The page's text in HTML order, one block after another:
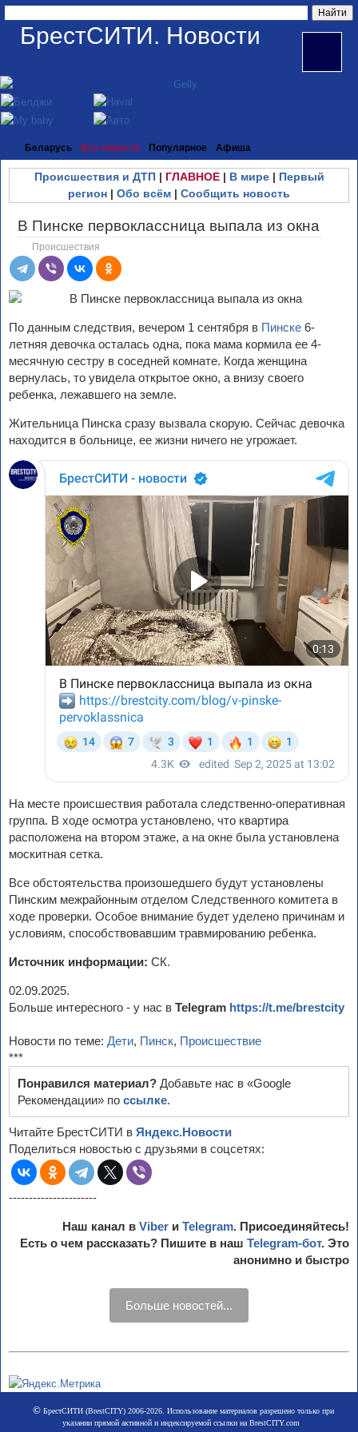
БрестСИТИ. Новости
Беларусь Все новости Популярное Афиша
Происшествия и ДТП| ГЛАВНОЕ| В мире| Первый
регион | Обо всём | Сообщить новость
В Пинске первоклассница выпала из окна
Происшествия
По данным следствия, вечером 1 сентября в Пинске 6-
летняя девочка осталась одна, пока мама кормила ее 4-
месячную сестру в соседней комнате. Когда женщина
вернулась, то увидела открытое окно, а внизу своего
ребенка, лежавшего на земле.
Жительница Пинска сразу вызвала скорую. Сейчас девочка
находится в больнице, ее жизни ничего не угрожает.
На месте происшествия работала следственно-оперативная
группа. В ходе осмотра установлено, что квартира
расположена на втором этаже, а на окне была установлена
москитная сетка.
Все обстоятельства произошедшего будут установлены
Пинским межрайонным отделом Следственного комитета в
ходе проверки. Особое внимание будет уделено причинам и
условиям, способствовавшим травмированию ребенка.
Источник информации: СК.
02.09.2025.
Больше интересного - у нас в Telegram https://t.me/brestcity
Новости по теме: Дети, Пинск, Происшествие
***
Понравился материал? Добавьте нас в «Google
Рекомендации» по ссылке.
Читайте БрестСИТИ в Яндекс.Новости
Поделиться новостью с друзьями в соцсетях:
----------------------
Наш канал в Viber и Telegram. Присоединяйтесь!
Есть о чем рассказать? Пишите в наш Telegram-бот. Это
анонимно и быстро
Больше новостей...
©БрестСИТИ (BrestCITY) 2006-2026. Использование материалов разрешено только при
указании прямой активной и индексируемой ссылки на BrestCITY.com